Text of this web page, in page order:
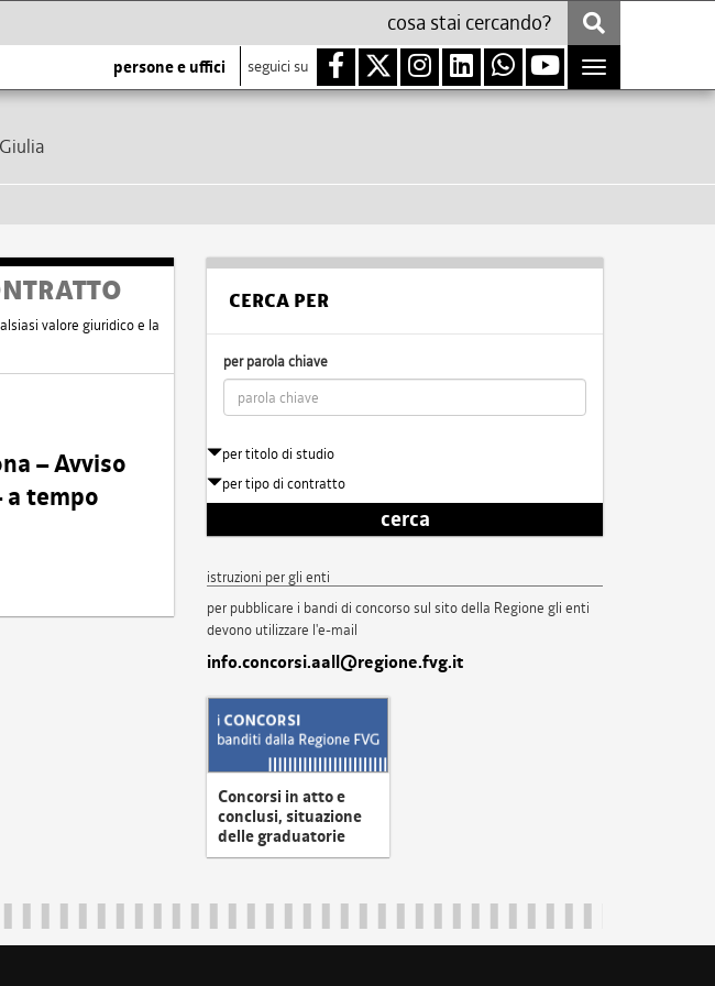
persone e uffici seguici su
Toggle
navigation
valore giuridico e la
– Avviso
a tempo
CERCA PER
per parola chiave
per titolo di studio
per tipo di contratto
cerca
istruzioni per gli enti
per pubblicare i bandi di concorso sul sito della Regione gli enti
devono utilizzare l'e-mail
info.concorsi.aall@regione.fvg.it
Concorsi in atto e
conclusi, situazione
delle graduatorie